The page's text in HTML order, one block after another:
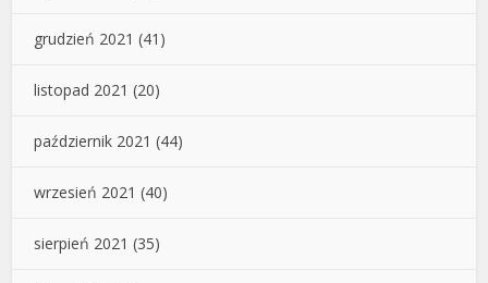
grudzień 2021 (41)
listopad 2021 (20)
październik 2021 (44)
wrzesień 2021 (40)
sierpień 2021 (35)